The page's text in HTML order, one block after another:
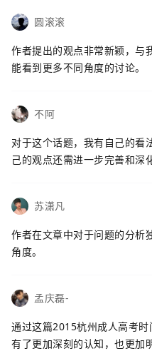
圆滚滚
作者提出的观点非常新颖，与
能看到更多不同角度的讨论。
不阿
对于这个话题，我有自己的看
己的观点还需进一步完善和深化
苏潇凡
作者在文章中对于问题的分析
角度。
孟庆磊-
通过这篇2015杭州成人高考
有了更加深刻的认知，也更加